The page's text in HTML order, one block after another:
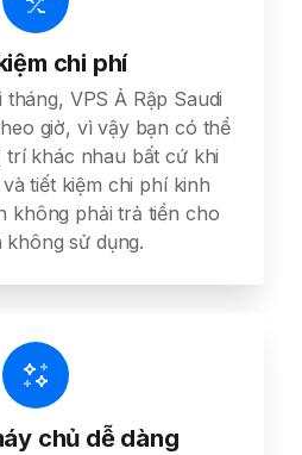
chi phí
VPS Ả Rập Saudi
giờ, vì vậy bạn có thể
trí khác nhau bất cứ khi
tiết kiệm chi phí kinh
không phải trả tiền cho
không sử dụng.
chủ dễ dàng